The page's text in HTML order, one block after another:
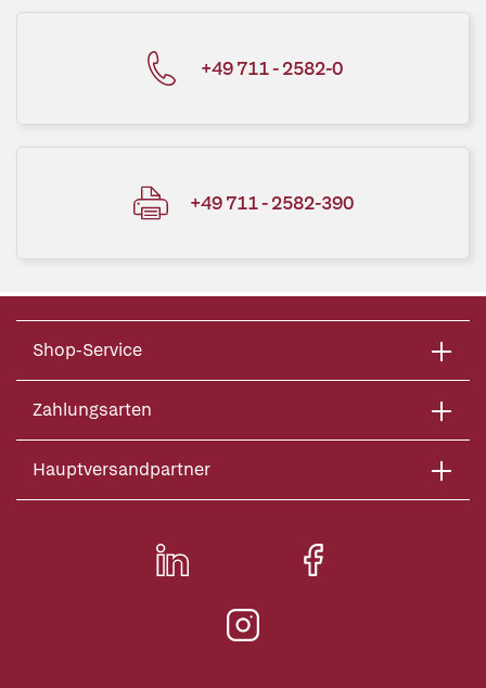
+49 711 - 2582-0
+49 711 - 2582-390
Shop-Service
Zahlungsarten
Hauptversandpartner